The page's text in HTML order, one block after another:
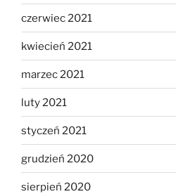
czerwiec 2021
kwiecień 2021
marzec 2021
luty 2021
styczeń 2021
grudzień 2020
sierpień 2020